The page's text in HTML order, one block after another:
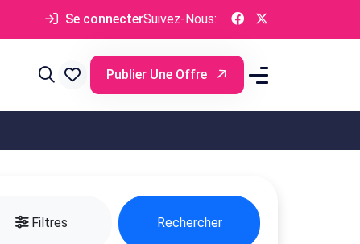
Se connecterSuivez-Nous:
Publier Une Offre
Filtres Rechercher